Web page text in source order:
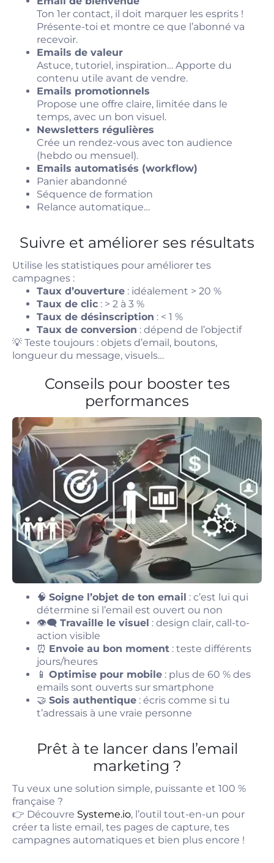
Ton 1er contact, il doit marquer les esprits !
Présente-toi et montre ce que l’abonné va
recevoir.
Emails de valeur
Astuce, tutoriel, inspiration… Apporte du
contenu utile avant de vendre.
Emails promotionnels
Propose une offre claire, limitée dans le
temps, avec un bon visuel.
Newsletters régulières
Crée un rendez-vous avec ton audience
(hebdo ou mensuel).
Emails automatisés (workflow)
Panier abandonné
Séquence de formation
Relance automatique…
Suivre et améliorer ses résultats
Utilise les statistiques pour améliorer tes
campagnes :
Taux d’ouverture : idéalement > 20 %
Taux de clic : > 2 à 3 %
Taux de désinscription : < 1 %
Taux de conversion : dépend de l’objectif
💡 Teste toujours : objets d’email, boutons,
longueur du message, visuels…
Conseils pour booster tes
performances
🧠 Soigne l’objet de ton email : c’est lui qui
détermine si l’email est ouvert ou non
👁️‍🗨️ Travaille le visuel : design clair, call-to-
action visible
⏰ Envoie au bon moment : teste différents
jours/heures
📱 Optimise pour mobile : plus de 60 % des
emails sont ouverts sur smartphone
🤝 Sois authentique : écris comme si tu
t’adressais à une vraie personne
Prêt à te lancer dans l’email
marketing ?
Tu veux une solution simple, puissante et 100 %
française ?
👉 Découvre Systeme.io, l’outil tout-en-un pour
créer ta liste email, tes pages de capture, tes
campagnes automatiques et bien plus encore !